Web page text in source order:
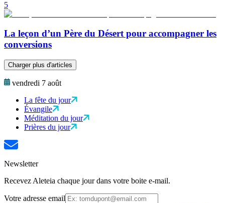
5
La leçon d’un Père du Désert pour accompagner les
conversions
Charger plus d'articles
vendredi 7 août
La fête du jour
Évangile
Méditation du jour
Prières du jour
Newsletter
Recevez Aleteia chaque jour dans votre boite e-mail.
Votre adresse email